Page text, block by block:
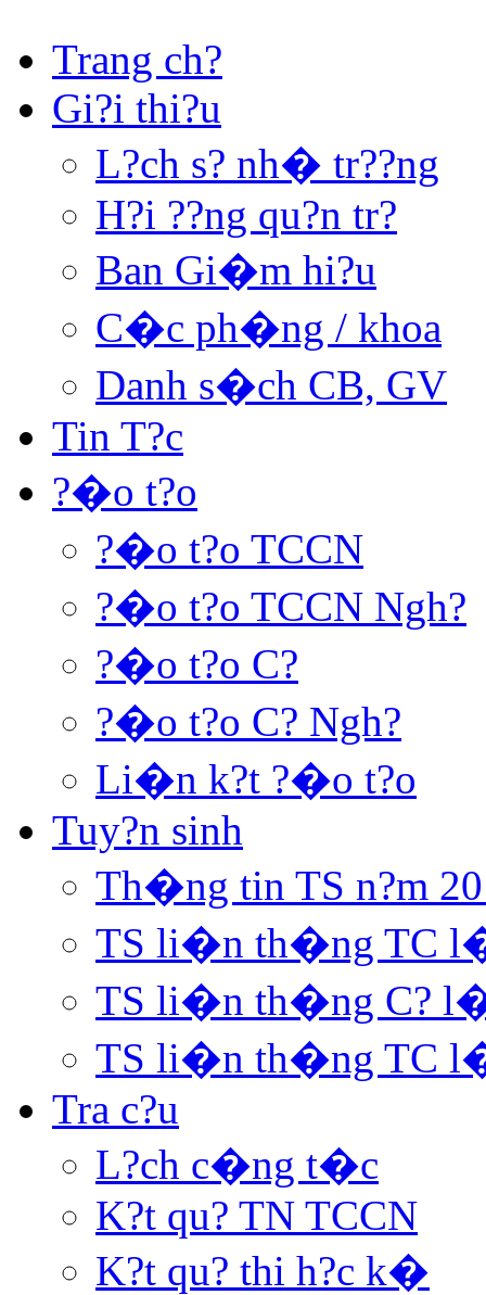
Trang ch?
Gi?i thi?u
L?ch s? nh� tr??ng
H?i ??ng qu?n tr?
Ban Gi�m hi?u
C�c ph�ng / khoa
Danh s�ch CB, GV
Tin T?c
?�o t?o
?�o t?o TCCN
?�o t?o TCCN Ngh?
?�o t?o C?
?�o t?o C? Ngh?
Li�n k?t ?�o t?o
Tuy?n sinh
Th�ng tin TS n?m
TS li�n th�ng TC
TS li�n th�ng C?
TS li�n th�ng TC
Tra c?u
L?ch c�ng t�c
K?t qu? TN TCCN
K?t qu? thi h?c k�